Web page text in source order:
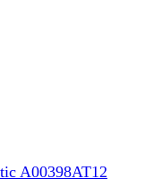
A00398AT12